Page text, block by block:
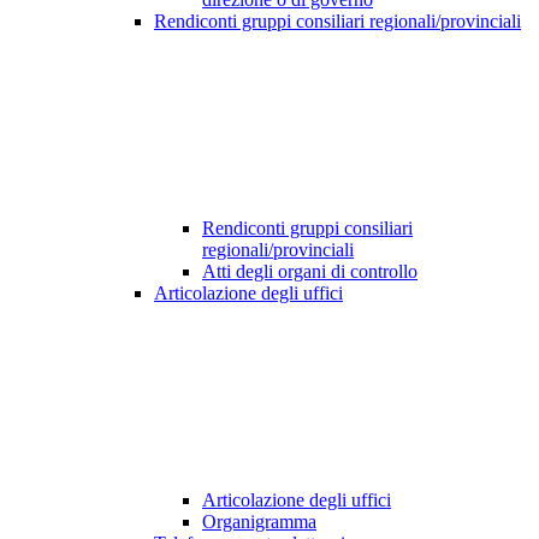
Rendiconti gruppi consiliari regionali/provinciali
Rendiconti gruppi consiliari
regionali/provinciali
Atti degli organi di controllo
Articolazione degli uffici
Articolazione degli uffici
Organigramma